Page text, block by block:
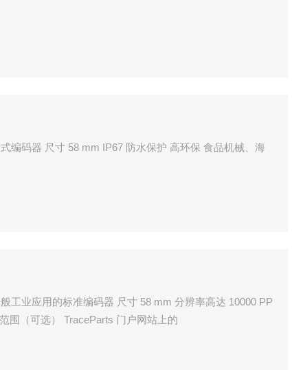
58 mm IP67 防水保护 高环保 食品机械、海
工业应用的标准编码器 尺寸 58 mm 分辨率高达 10000 PP
围（可选） TraceParts 门户网站上的